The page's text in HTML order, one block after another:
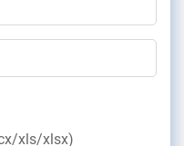
xls/xlsx)